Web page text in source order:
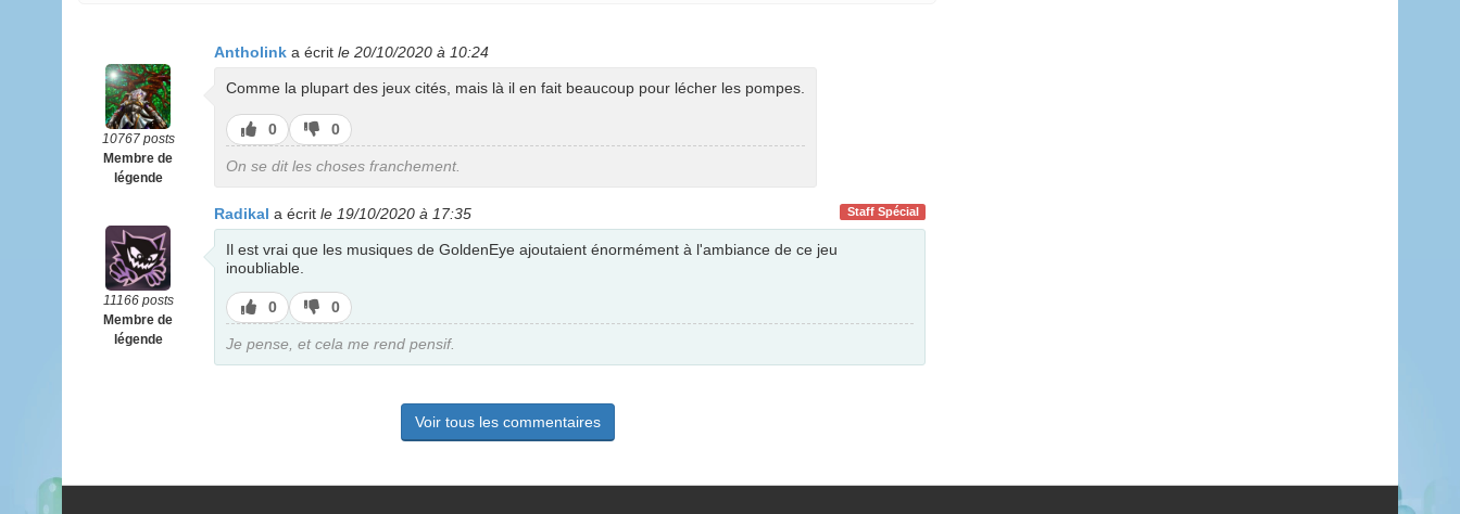
10767 posts
Membre de
légende
Antholink a écrit le 20/10/2020 à 10:24
Comme la plupart des jeux cités, mais là il en fait beaucoup pour lécher les pompes.
J’aime
0
J’aime
pas
0
On se dit les choses franchement.
11166 posts
Membre de
légende
Staff Spécial
Radikal a écrit le 19/10/2020 à 17:35
Il est vrai que les musiques de GoldenEye ajoutaient énormément à l'ambiance de ce jeu
inoubliable.
J’aime
0
J’aime
pas
0
Je pense, et cela me rend pensif.
Voir tous les commentaires